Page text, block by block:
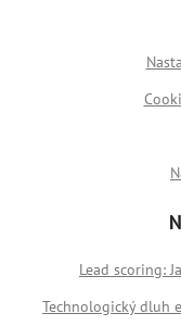
Lead scoring:
Technologický dluh